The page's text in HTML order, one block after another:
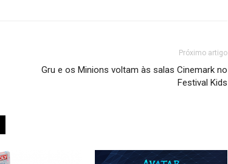
Próximo artigo
Gru e os Minions voltam às salas Cinemark no
Festival Kids